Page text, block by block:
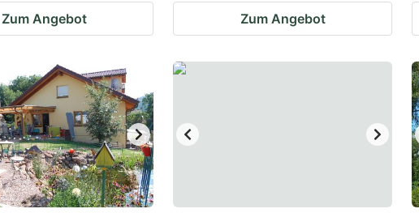
Zum Angebot Zum Angebot